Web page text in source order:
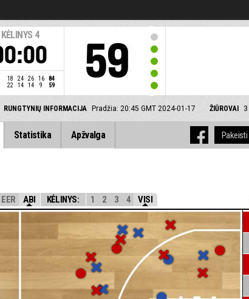
KĖLINYS 4
18 24 26 16
84
22 14 14 9 59 59
RUNGTYNIŲ INFORMACIJA Pradžia: 20:45 GMT 2024-01-17 ŽIŪROVAI 3
Statistika Apžvalga
EER ABI KĖLINYS: 1 2 3 4 VISI